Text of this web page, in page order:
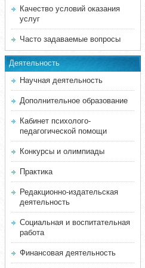
Качество условий оказания
услуг
Часто задаваемые вопросы
Деятельность
Научная деятельность
Дополнительное образование
Кабинет психолого-
педагогической помощи
Конкурсы и олимпиады
Практика
Редакционно-издательская
деятельность
Социальная и воспитательная
работа
Финансовая деятельность